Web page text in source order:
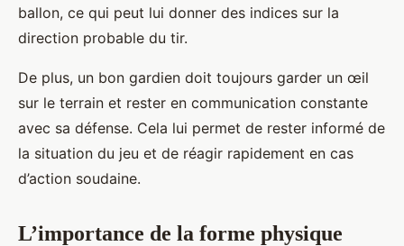
ballon, ce qui peut lui donner des indices sur la
direction probable du tir.
De plus, un bon gardien doit toujours garder un œil
sur le terrain et rester en communication constante
avec sa défense. Cela lui permet de rester informé de
la situation du jeu et de réagir rapidement en cas
d’action soudaine.
L’importance de la forme physique